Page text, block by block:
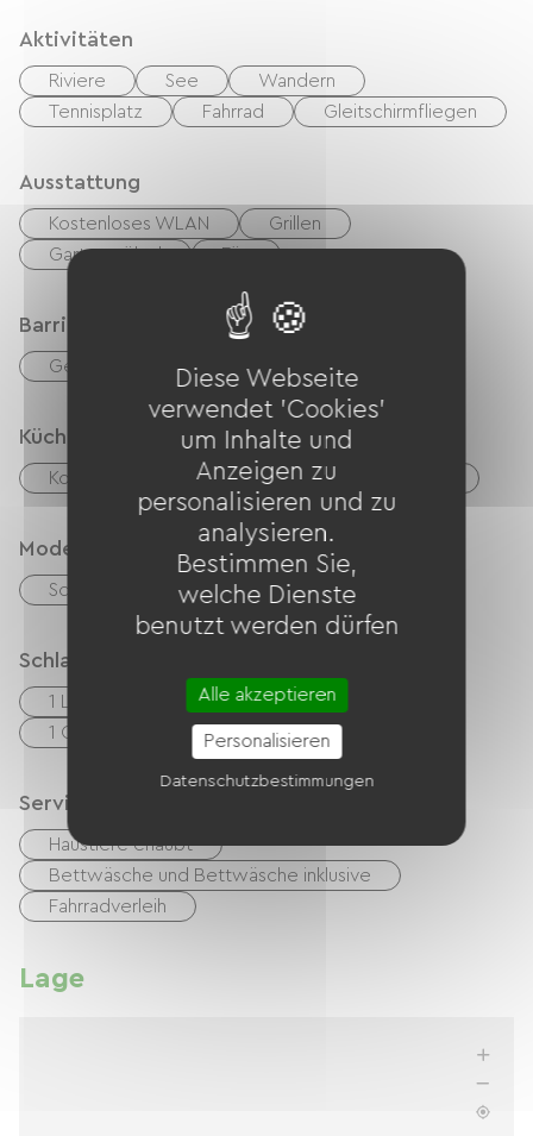
Aktivitäten
Riviere See
Wandern
Tennisplatz
Fahrrad Gleitschirmfliegen
Ausstattung
Kostenloses WLAN
Grillen
Gartenmöbel
Fön
Barrierefreiheit
Geeigneter Parkplatz
Küche
Kochnische Mikrowelle
Modes de paiement
Schecks Bargeld
Schlafgelegenheit
1 Lits 140cm
2 Lits 90cm
1 Canapés convertibles
1 Lits bébés
Services
Haustiere erlaubt
Bettwäsche und Bettwäsche inklusive
Fahrradverleih
Lage
Diese Webseite
verwendet 'Cookies'
um Inhalte und
Anzeigen zu
personalisieren und zu
analysieren.
Bestimmen Sie,
welche Dienste
benutzt werden dürfen
Alle akzeptieren
Personalisieren
Datenschutzbestimmungen